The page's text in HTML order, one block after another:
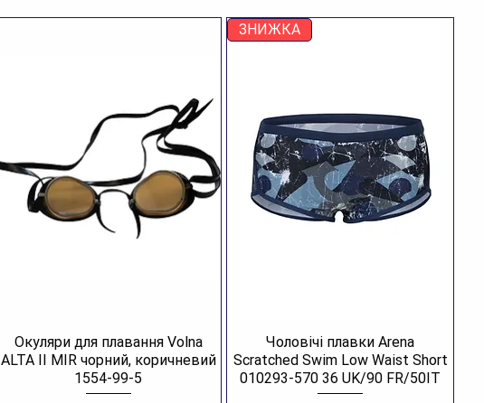
Окуляри для плавання Volna
ALTA II MIR чорний, коричневий
1554-99-5
ЗНИЖКА
Чоловічі плавки Arena
Scratched Swim Low Waist Short
010293-570 36 UK/90 FR/50IT